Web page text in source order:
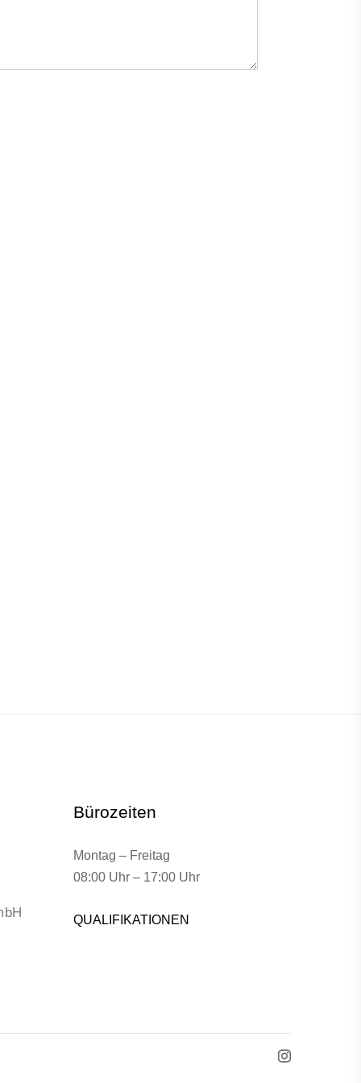
Bürozeiten
Montag – Freitag
08:00 Uhr – 17:00 Uhr
QUALIFIKATIONEN